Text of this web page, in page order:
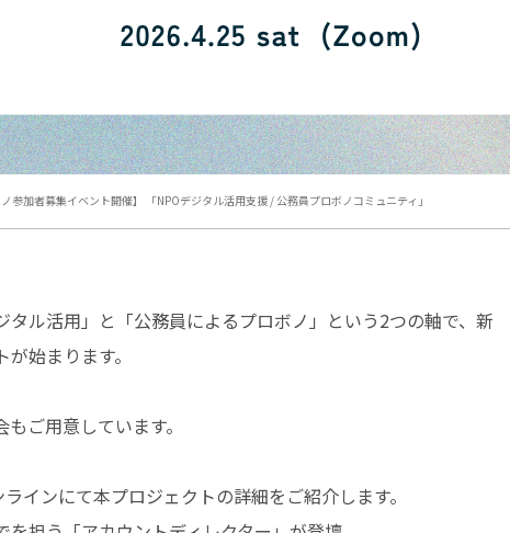
参加者募集イベント開催】 「NPOデジタル活用支援 / 公務員プロボノコミュニティ」
タル活用」と「公務員によるプロボノ」という2つの軸で、新
始まります。
ご用意しています。
インにて本プロジェクトの詳細をご紹介します。